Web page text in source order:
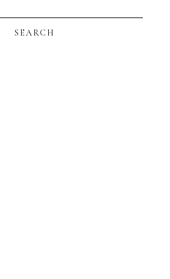
SEARCH